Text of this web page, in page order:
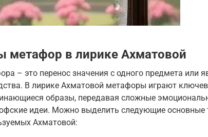
метафор в лирике Ахматовой
– это перенос значения с одного предмета или
В лирике Ахматовой метафоры играют
образы, передавая сложные
идеи. Можно выделить следующие основные
Ахматовой: